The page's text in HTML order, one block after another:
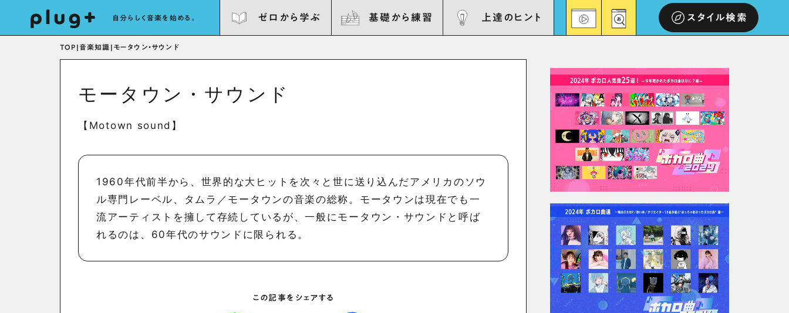
自分らしく音楽を始める。 ゼロから学ぶ 基礎から練習 上達のヒント スタイル検索
TOP |音楽知識 | モータウン・サウンド
モータウン・サウンド
【Motown sound】
1960年代前半から、世界的な大ヒットを次々と世に送り込んだアメリカのソウ
ル専門レーベル、タムラ／モータウンの音楽の総称。モータウンは現在でも一
流アーティストを擁して存続しているが、一般にモータウン・サウンドと呼ば
れるのは、60年代のサウンドに限られる。
この記事をシェアする